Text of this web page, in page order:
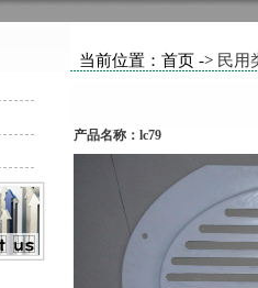
当前位置：首页 -> 民用
产品名称：lc79